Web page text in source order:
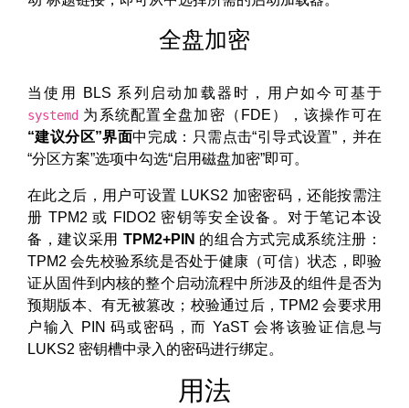
全盘加密
当使用 BLS 系列启动加载器时，用户如今可基于
systemd 为系统配置全盘加密（FDE），该操作可在
“建议分区”界面中完成：只需点击“引导式设置”，并在
“分区方案”选项中勾选“启用磁盘加密”即可。
在此之后，用户可设置 LUKS2 加密密码，还能按需注
册 TPM2 或 FIDO2 密钥等安全设备。对于笔记本设
备，建议采用 TPM2+PIN 的组合方式完成系统注册：
TPM2 会先校验系统是否处于健康（可信）状态，即验
证从固件到内核的整个启动流程中所涉及的组件是否为
预期版本、有无被篡改；校验通过后，TPM2 会要求用
户输入 PIN 码或密码，而 YaST 会将该验证信息与
LUKS2 密钥槽中录入的密码进行绑定。
用法